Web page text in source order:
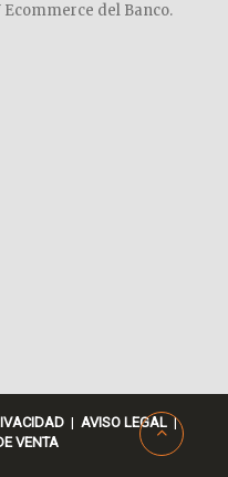
del Banco.
| AVISO LEGAL |
VENTA